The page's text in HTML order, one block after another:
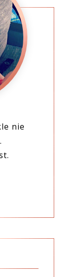
nie